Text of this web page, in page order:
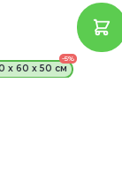
-5%
x 60 x 50 см